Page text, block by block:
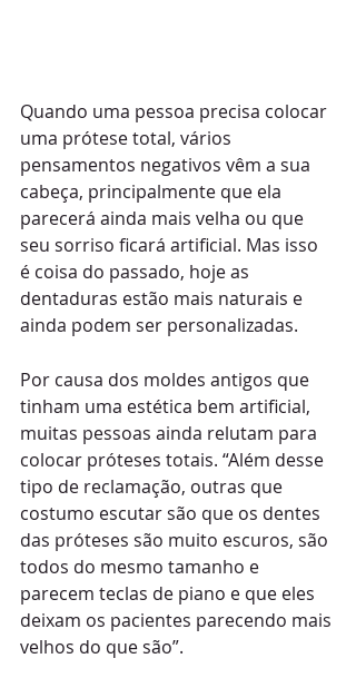
Quando uma pessoa precisa colocar
uma prótese total, vários
pensamentos negativos vêm a sua
cabeça, principalmente que ela
parecerá ainda mais velha ou que
seu sorriso ficará artificial. Mas isso
é coisa do passado, hoje as
dentaduras estão mais naturais e
ainda podem ser personalizadas.
Por causa dos moldes antigos que
tinham uma estética bem artificial,
muitas pessoas ainda relutam para
colocar próteses totais. “Além desse
tipo de reclamação, outras que
costumo escutar são que os dentes
das próteses são muito escuros, são
todos do mesmo tamanho e
parecem teclas de piano e que eles
deixam os pacientes parecendo mais
velhos do que são”.